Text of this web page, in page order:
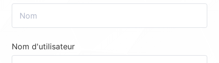
Nom d'utilisateur